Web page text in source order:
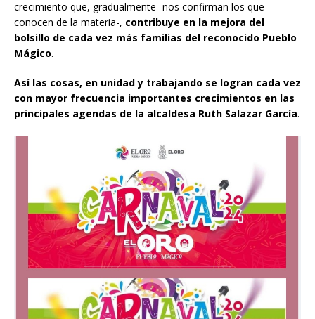
crecimiento que, gradualmente -nos confirman los que
conocen de la materia-, contribuye en la mejora del
bolsillo de cada vez más familias del reconocido Pueblo
Mágico.
Así las cosas, en unidad y trabajando se logran cada vez
con mayor frecuencia importantes crecimientos en las
principales agendas de la alcaldesa Ruth Salazar García.